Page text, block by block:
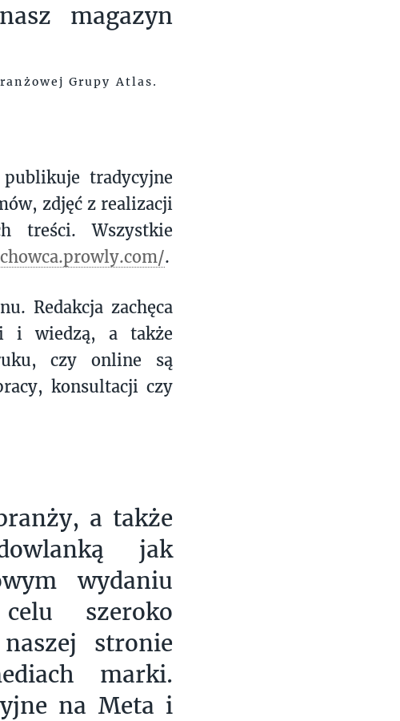
magazyn
Grupy Atlas.
tradycyjne
zdjęć z realizacji
treści. Wszystkie
.
Redakcja zachęca
i wiedzą, a także
czy online są
konsultacji czy
a także
jak
wydaniu
szeroko
stronie
marki.
na Meta i